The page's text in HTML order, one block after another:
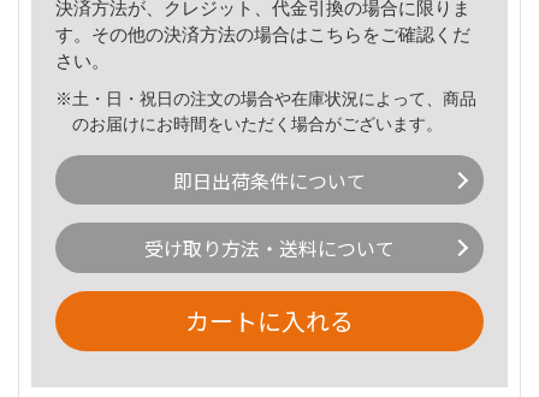
決済方法が、クレジット、代金引換の場合に限りま
す。その他の決済方法の場合はこちら をご確認くだ
さい。
※土・日・祝日の注文の場合や在庫状況によって、商品
のお届けにお時間をいただく場合がございます。
即日出荷条件について
受け取り方法・送料について
カートに入れる